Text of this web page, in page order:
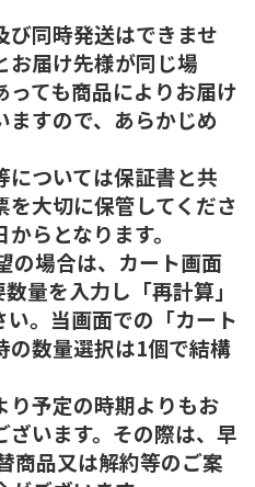
同時発送はできませ
お届け先様が同じ場
ても商品によりお届け
ますので、あらかじめ
ついては保証書と共
大切に保管してくださ
らとなります。
場合は、カート画面
量を入力し「再計算」
。当画面での「カート
の数量選択は1個で結構
予定の時期よりもお
います。その際は、早
商品又は解約等のご案